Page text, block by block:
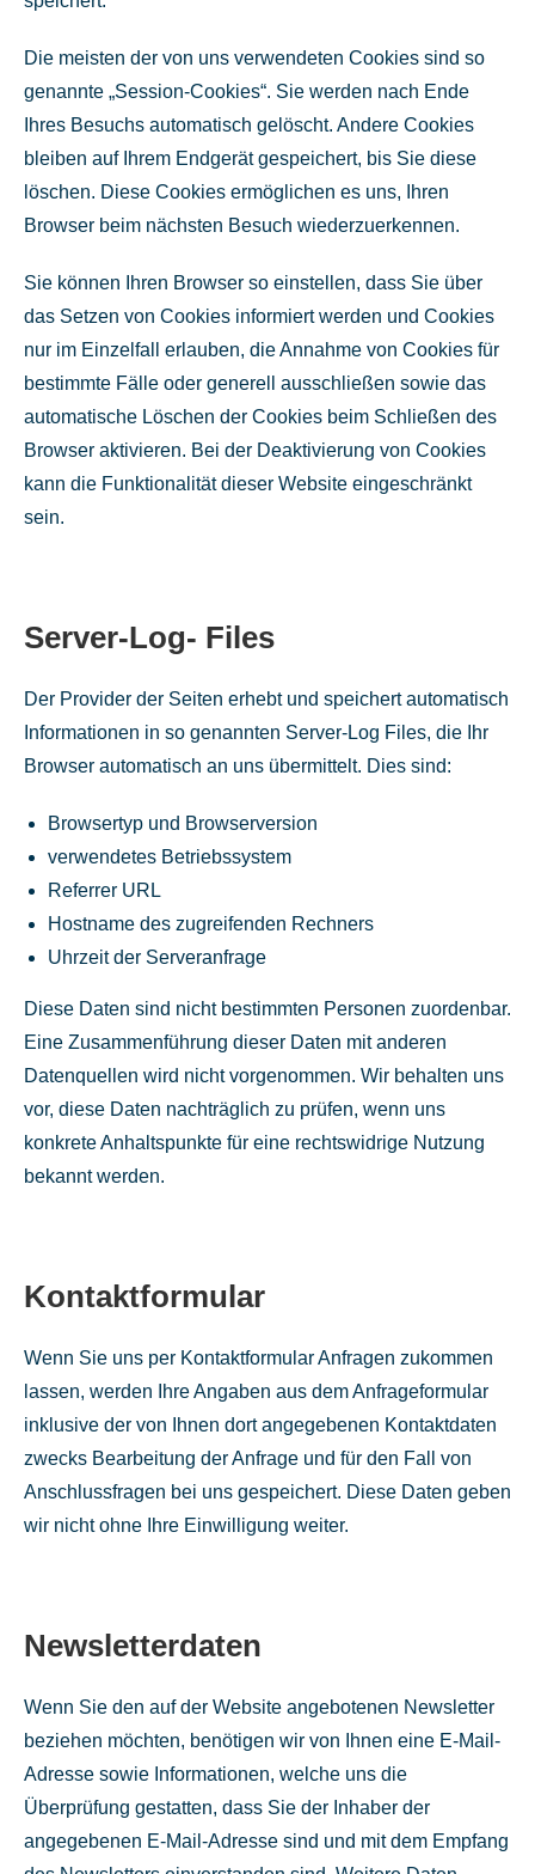
Die meisten der von uns verwendeten Cookies sind so
genannte „Session-Cookies“. Sie werden nach Ende
Ihres Besuchs automatisch gelöscht. Andere Cookies
bleiben auf Ihrem Endgerät gespeichert, bis Sie diese
löschen. Diese Cookies ermöglichen es uns, Ihren
Browser beim nächsten Besuch wiederzuerkennen.
Sie können Ihren Browser so einstellen, dass Sie über
das Setzen von Cookies informiert werden und Cookies
nur im Einzelfall erlauben, die Annahme von Cookies für
bestimmte Fälle oder generell ausschließen sowie das
automatische Löschen der Cookies beim Schließen des
Browser aktivieren. Bei der Deaktivierung von Cookies
kann die Funktionalität dieser Website eingeschränkt
sein.
Server-Log- Files
Der Provider der Seiten erhebt und speichert automatisch
Informationen in so genannten Server-Log Files, die Ihr
Browser automatisch an uns übermittelt. Dies sind:
Browsertyp und Browserversion
verwendetes Betriebssystem
Referrer URL
Hostname des zugreifenden Rechners
Uhrzeit der Serveranfrage
Diese Daten sind nicht bestimmten Personen zuordenbar.
Eine Zusammenführung dieser Daten mit anderen
Datenquellen wird nicht vorgenommen. Wir behalten uns
vor, diese Daten nachträglich zu prüfen, wenn uns
konkrete Anhaltspunkte für eine rechtswidrige Nutzung
bekannt werden.
Kontaktformular
Wenn Sie uns per Kontaktformular Anfragen zukommen
lassen, werden Ihre Angaben aus dem Anfrageformular
inklusive der von Ihnen dort angegebenen Kontaktdaten
zwecks Bearbeitung der Anfrage und für den Fall von
Anschlussfragen bei uns gespeichert. Diese Daten geben
wir nicht ohne Ihre Einwilligung weiter.
Newsletterdaten
Wenn Sie den auf der Website angebotenen Newsletter
beziehen möchten, benötigen wir von Ihnen eine E-Mail-
Adresse sowie Informationen, welche uns die
Überprüfung gestatten, dass Sie der Inhaber der
angegebenen E-Mail-Adresse sind und mit dem Empfang